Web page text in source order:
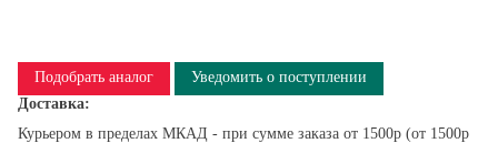
Подобрать аналог
Уведомить о поступлении
Доставка:
Курьером в пределах МКАД - при сумме заказа от 1500р (от 1500р